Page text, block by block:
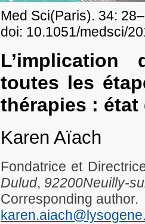
Med Sci(Paris). 34:
doi: 10.1051/medsci/
toutes les
thérapies : état
Karen Aïach
Fondatrice et
Dulud, 92200Neuilly-
Corresponding author.